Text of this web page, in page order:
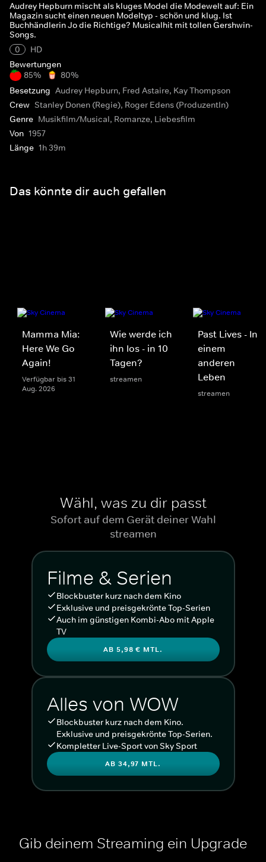
Audrey Hepburn mischt als kluges Model die Modewelt auf: Ein
Magazin sucht einen neuen Modeltyp - schön und klug. Ist
Buchhändlerin Jo die Richtige? Musicalhit mit tollen Gershwin-
Songs.
0
HD
Bewertungen
85%
80%
Besetzung Audrey Hepburn, Fred Astaire, Kay Thompson
Crew Stanley Donen (Regie), Roger Edens (ProduzentIn)
Genre Musikfilm/Musical, Romanze, Liebesfilm
Von 1957
Länge 1h 39m
Das könnte dir auch gefallen
Mamma Mia:
Here We Go
Again!
Verfügbar bis 31
Aug. 2026
Wie werde ich
ihn los - in 10
Tagen?
streamen
Past Lives - In
einem
anderen
Leben
streamen
Wähl, was zu dir passt
Sofort auf dem Gerät deiner Wahl
streamen
Filme & Serien
Blockbuster kurz nach dem Kino
Exklusive und preisgekrönte Top-Serien
Auch im günstigen Kombi-Abo mit Apple
TV
AB 5,98 € MTL.
Alles von WOW
Blockbuster kurz nach dem Kino.
Exklusive und preisgekrönte Top-Serien.
Kompletter Live-Sport von Sky Sport
AB 34,97 MTL.
Gib deinem Streaming ein Upgrade